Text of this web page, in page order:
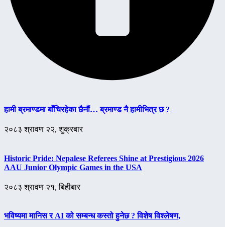
हामी ब्रमाण्डमा बाँचिरहेका छैनौं… ब्रमाण्ड नै हामीभित्र छ ?
२०८३ श्रावण २२, शुक्रबार
Historic Pride: Nepalese Referees Shine at Prestigious 2026
AAU Junior Olympic Games in the USA
२०८३ श्रावण २१, बिहीबार
भविष्यमा मानिस र AI को सम्बन्ध कस्तो हुनेछ ? विशेष विश्लेषण,